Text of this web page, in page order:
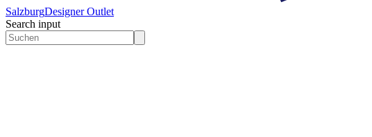
SalzburgDesigner Outlet
Search input